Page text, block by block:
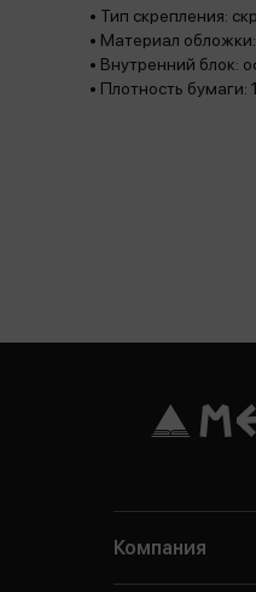
• Тип скрепления:
• Материал
• Внутренний блок:
• Плотность бумаги:
Компания